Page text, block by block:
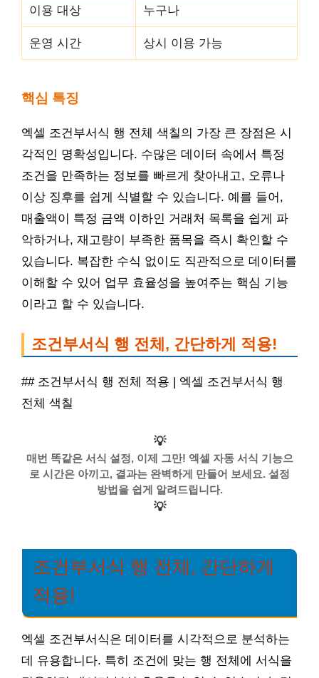
이용 대상 누구나
운영 시간 상시 이용 가능
핵심 특징
엑셀 조건부서식 행 전체 색칠의 가장 큰 장점은 시
각적인 명확성입니다. 수많은 데이터 속에서 특정
조건을 만족하는 정보를 빠르게 찾아내고, 오류나
이상 징후를 쉽게 식별할 수 있습니다. 예를 들어,
매출액이 특정 금액 이하인 거래처 목록을 쉽게 파
악하거나, 재고량이 부족한 품목을 즉시 확인할 수
있습니다. 복잡한 수식 없이도 직관적으로 데이터를
이해할 수 있어 업무 효율성을 높여주는 핵심 기능
이라고 할 수 있습니다.
조건부서식 행 전체, 간단하게 적용!
## 조건부서식 행 전체 적용 | 엑셀 조건부서식 행
전체 색칠
💡
매번 똑같은 서식 설정, 이제 그만! 엑셀 자동 서식 기능으
로 시간은 아끼고, 결과는 완벽하게 만들어 보세요. 설정
방법을 쉽게 알려드립니다.
💡
조건부서식 행 전체, 간단하게
적용!
엑셀 조건부서식은 데이터를 시각적으로 분석하는
데 유용합니다. 특히 조건에 맞는 행 전체에 서식을